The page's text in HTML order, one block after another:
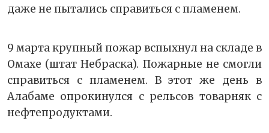
даже не пытались справиться с пламенем.
9 марта крупный пожар вспыхнул на складе в
Омахе (штат Небраска). Пожарные не смогли
справиться с пламенем. В этот же день в
Алабаме опрокинулся с рельсов товарняк с
нефтепродуктами.